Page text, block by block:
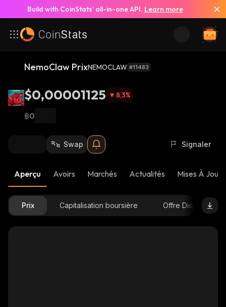
Build with CoinStats’ all-in-one API. Learn more
NemoClaw PrixNEMOCLAW #11483
$0,00001125 8,3%
฿0
Swap Signaler
Aperçu Avoirs Marchés Actualités Mises À Jour
Prix Capitalisation boursière Offre Disponible